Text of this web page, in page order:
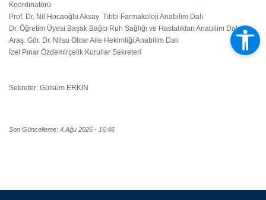
Koordinatörü
Prof. Dr. Nil Hocaoğlu Aksay Tıbbi Farmakoloji Anabilim Dalı
Dr. Öğretim Üyesi Başak Bağcı Ruh Sağlığı ve Hastalıkları Anabilim Dalı
Araş. Gör. Dr. Nilsu Olcar Aile Hekimliği Anabilim Dalı
İzel Pınar Özdemirçelik Kurullar Sekreteri
Sekreter: Gülsüm ERKİN
Son Güncelleme: 4 Ağu 2026 - 16:46